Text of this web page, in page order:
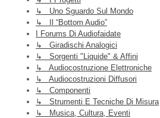
↳ Uno Sguardo Sul Mondo
↳ Il “Bottom Audio”
I Forums Di Audiofaidate
↳ Giradischi Analogici
↳ Sorgenti "liquide" & Affini
↳ Audiocostruzione Elettroniche
↳ Audiocostruzioni Diffusori
↳ Componenti
↳ Strumenti E Tecniche Di Misura
↳ Musica, Cultura, Eventi